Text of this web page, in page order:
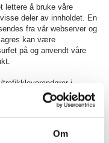
Om
lettere å bruke våre
deler av innholdet. En
fra vår webserver og
kan være
på og anvendt våre
i
noen form for personlig
ikke i vår database der
om deg som bruker
selv aktivt registrerer